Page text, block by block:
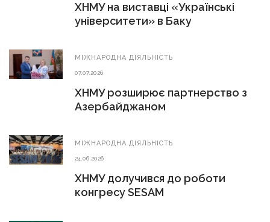
ХНМУ на виставці «Українські
університети» в Баку
МIЖНАРОДНА ДIЯЛЬНIСТЬ
07.07.2026
ХНМУ розширює партнерство з
Азербайджаном
МIЖНАРОДНА ДIЯЛЬНIСТЬ
24.06.2026
ХНМУ долучився до роботи
конгресу SESAM